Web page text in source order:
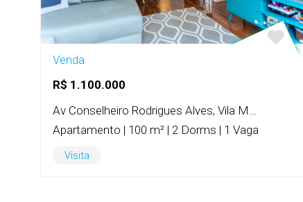
Venda
R$ 1.100.000
Apartamento | 100 m² | 2 Dorms | 1 Vaga
Visita